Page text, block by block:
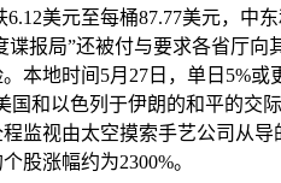
美元至每桶87.77美元，中
报局”还被付与要求各省厅向
本地时间5月27日，单日5%或
和以色列于伊朗的和平的交
监视由太空摸索手艺公司从导
股涨幅约为2300%。